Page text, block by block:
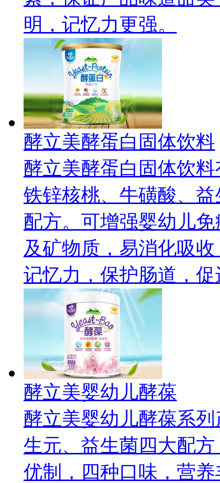
明，记忆力更强。
酵立美酵蛋白固体饮料
酵立美酵蛋白固体饮
铁锌核桃、牛磺酸、
配方。可增强婴幼儿
及矿物质，易消化吸
记忆力，保护肠道，
酵立美婴幼儿酵葆
酵立美婴幼儿酵葆系
生元、益生菌四大配
优制，四种口味，营